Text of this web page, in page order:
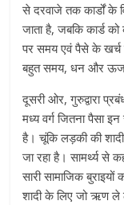
से दरवाजे तक कार्डों के
जाता है, जबकि कार्ड
पर समय एवं पैसे के खर्च
बहुत समय, धन और
दूसरी ओर, गुरुद्वारा
मध्य वर्ग जितना पैसा
है। चूंकि लड़की की
जा रहा है। सामर्थ्य से
सारी सामाजिक
शादी के लिए जो ऋण ले